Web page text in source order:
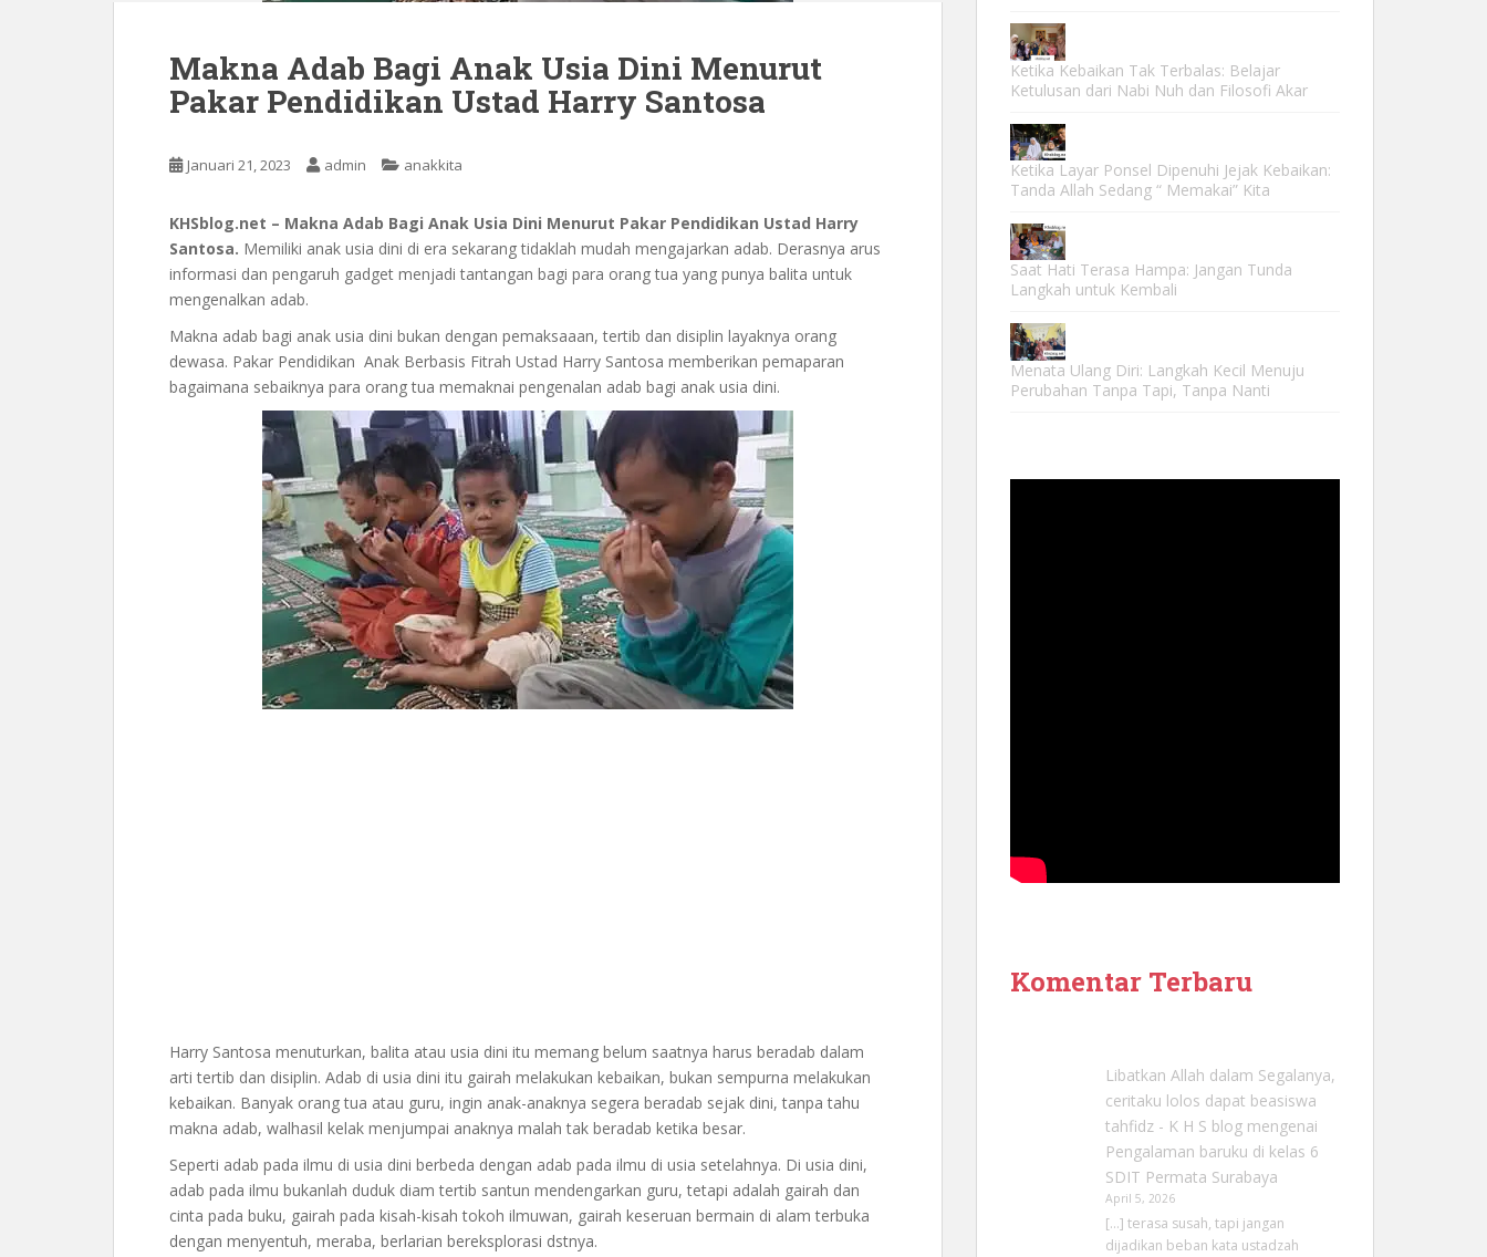
Makna Adab Bagi Anak Usia Dini Menurut
Pakar Pendidikan Ustad Harry Santosa
Januari 21, 2023 admin anakkita
KHSblog.net – Makna Adab Bagi Anak Usia Dini Menurut Pakar Pendidikan Ustad Harry
Santosa. Memiliki anak usia dini di era sekarang tidaklah mudah mengajarkan adab. Derasnya arus
informasi dan pengaruh gadget menjadi tantangan bagi para orang tua yang punya balita untuk
mengenalkan adab.
Makna adab bagi anak usia dini bukan dengan pemaksaaan, tertib dan disiplin layaknya orang
dewasa. Pakar Pendidikan Anak Berbasis Fitrah Ustad Harry Santosa memberikan pemaparan
bagaimana sebaiknya para orang tua memaknai pengenalan adab bagi anak usia dini.
Harry Santosa menuturkan, balita atau usia dini itu memang belum saatnya harus beradab dalam
arti tertib dan disiplin. Adab di usia dini itu gairah melakukan kebaikan, bukan sempurna melakukan
kebaikan. Banyak orang tua atau guru, ingin anak-anaknya segera beradab sejak dini, tanpa tahu
makna adab, walhasil kelak menjumpai anaknya malah tak beradab ketika besar.
Seperti adab pada ilmu di usia dini berbeda dengan adab pada ilmu di usia setelahnya. Di usia dini,
adab pada ilmu bukanlah duduk diam tertib santun mendengarkan guru, tetapi adalah gairah dan
cinta pada buku, gairah pada kisah-kisah tokoh ilmuwan, gairah keseruan bermain di alam terbuka
dengan menyentuh, meraba, berlarian bereksplorasi dstnya.
Ketika Kebaikan Tak Terbalas: Belajar
Ketulusan dari Nabi Nuh dan Filosofi Akar
Ketika Layar Ponsel Dipenuhi Jejak Kebaikan:
Tanda Allah Sedang “ Memakai” Kita
Saat Hati Terasa Hampa: Jangan Tunda
Langkah untuk Kembali
Menata Ulang Diri: Langkah Kecil Menuju
Perubahan Tanpa Tapi, Tanpa Nanti
Komentar Terbaru
Libatkan Allah dalam Segalanya,
ceritaku lolos dapat beasiswa
tahfidz - K H S blogmengenai
Pengalaman baruku di kelas 6
SDIT Permata Surabaya
April 5, 2026
[…] terasa susah, tapi jangan
dijadikan beban kata ustadzah